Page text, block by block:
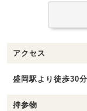
アクセス
盛岡駅より徒歩30分
持参物